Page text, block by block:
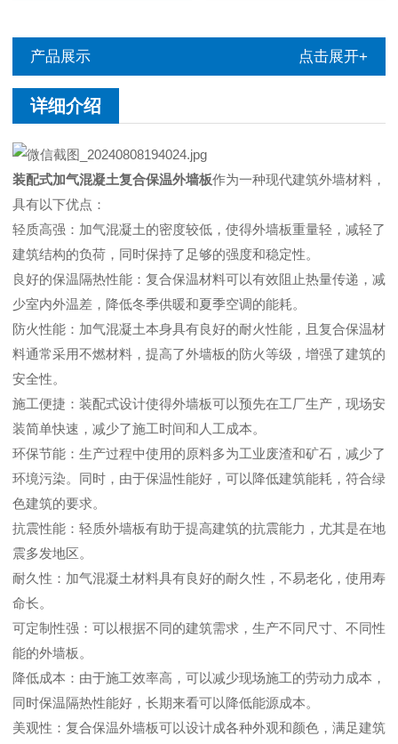
产品展示 点击展开+
详细介绍
装配式加气混凝土复合保温外墙板作为一种现代建筑外墙材料，
具有以下优点：
轻质高强：加气混凝土的密度较低，使得外墙板重量轻，减轻了
建筑结构的负荷，同时保持了足够的强度和稳定性。
良好的保温隔热性能：复合保温材料可以有效阻止热量传递，减
少室内外温差，降低冬季供暖和夏季空调的能耗。
防火性能：加气混凝土本身具有良好的耐火性能，且复合保温材
料通常采用不燃材料，提高了外墙板的防火等级，增强了建筑的
安全性。
施工便捷：装配式设计使得外墙板可以预先在工厂生产，现场安
装简单快速，减少了施工时间和人工成本。
环保节能：生产过程中使用的原料多为工业废渣和矿石，减少了
环境污染。同时，由于保温性能好，可以降低建筑能耗，符合绿
色建筑的要求。
抗震性能：轻质外墙板有助于提高建筑的抗震能力，尤其是在地
震多发地区。
耐久性：加气混凝土材料具有良好的耐久性，不易老化，使用寿
命长。
可定制性强：可以根据不同的建筑需求，生产不同尺寸、不同性
能的外墙板。
降低成本：由于施工效率高，可以减少现场施工的劳动力成本，
同时保温隔热性能好，长期来看可以降低能源成本。
美观性：复合保温外墙板可以设计成各种外观和颜色，满足建筑